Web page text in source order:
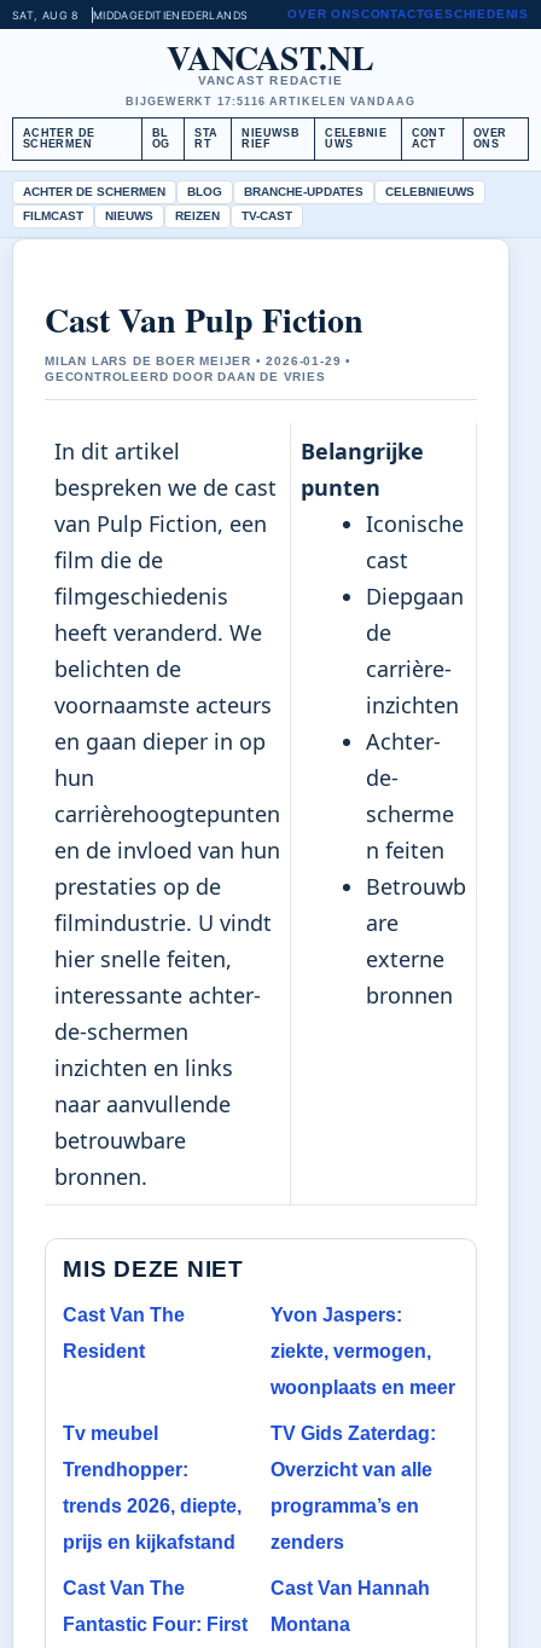
SAT, AUG 8 MIDDAGEDITIENEDERLANDS OVER ONSCONTACTGESCHIEDENIS
VANCAST.NL
VANCAST REDACTIE
BIJGEWERKT 17:5116 ARTIKELEN VANDAAG
ACHTER DE
SCHERMEN
BL
OG
STA
RT
NIEUWSB
RIEF
CELEBNIE
UWS
CONT
ACT
OVER
ONS
ACHTER DE SCHERMEN BLOG BRANCHE-UPDATES
CELEBNIEUWS
FILMCAST
NIEUWS REIZEN TV-CAST
Cast Van Pulp Fiction
MILAN LARS DE BOER MEIJER • 2026-01-29 •
GECONTROLEERD DOOR DAAN DE VRIES
In dit artikel
bespreken we de cast
van Pulp Fiction, een
film die de
filmgeschiedenis
heeft veranderd. We
belichten de
voornaamste acteurs
en gaan dieper in op
hun
carrièrehoogtepunten
en de invloed van hun
prestaties op de
filmindustrie. U vindt
hier snelle feiten,
interessante achter-
de-schermen
inzichten en links
naar aanvullende
betrouwbare
bronnen.
Belangrijke
punten
Iconische
cast
Diepgaan
de
carrière-
inzichten
Achter-
de-
scherme
n feiten
Betrouwb
are
externe
bronnen
MIS DEZE NIET
Cast Van The
Resident
Yvon Jaspers:
ziekte, vermogen,
woonplaats en meer
Tv meubel
Trendhopper:
trends 2026, diepte,
prijs en kijkafstand
TV Gids Zaterdag:
Overzicht van alle
programma’s en
zenders
Cast Van The
Fantastic Four: First
Cast Van Hannah
Montana